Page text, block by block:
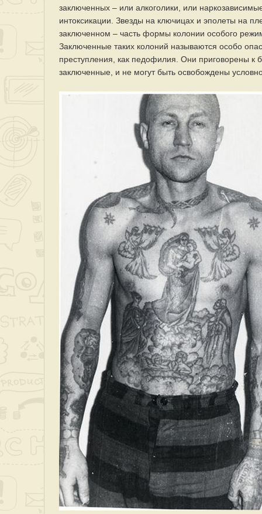
заключенных – или алкоголики, или
интоксикации. Звезды на ключицах и эполеты на
заключенном – часть формы колонии особого
Заключенные таких колоний называются особо
преступления, как педофилия. Они приговорены к
заключенные, и не могут быть освобождены